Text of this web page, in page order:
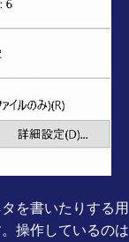
を書いたりする用
操作しているのは